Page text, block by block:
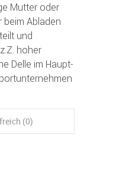
Mutter oder
beim Abladen
und
hoher
Delle im Haupt-
(0)